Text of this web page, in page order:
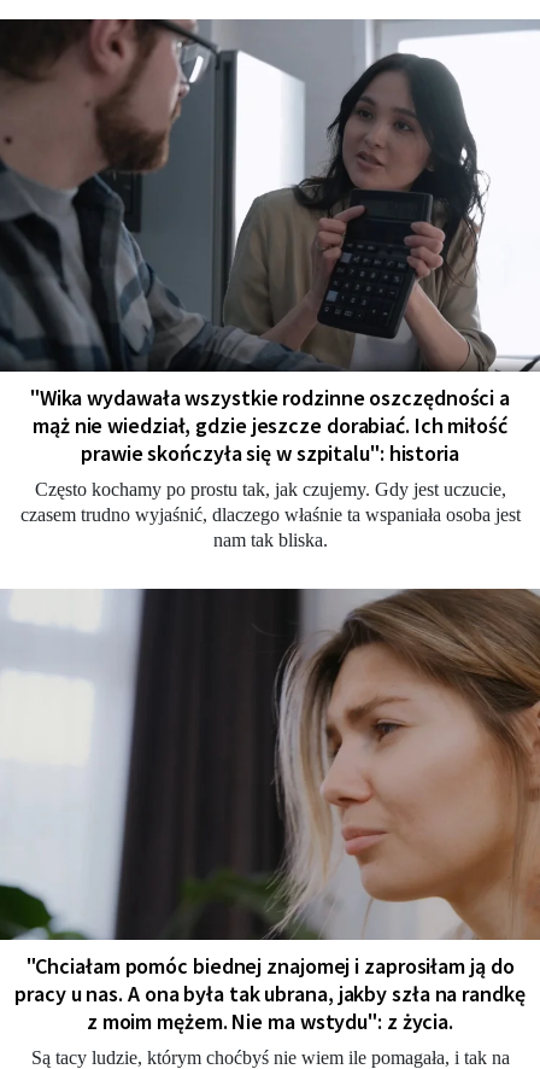
"Wika wydawała wszystkie rodzinne oszczędności a
mąż nie wiedział, gdzie jeszcze dorabiać. Ich miłość
prawie skończyła się w szpitalu": historia
Często kochamy po prostu tak, jak czujemy. Gdy jest uczucie,
czasem trudno wyjaśnić, dlaczego właśnie ta wspaniała osoba jest
nam tak bliska.
"Chciałam pomóc biednej znajomej i zaprosiłam ją do
pracy u nas. A ona była tak ubrana, jakby szła na randkę
z moim mężem. Nie ma wstydu": z życia.
Są tacy ludzie, którym choćbyś nie wiem ile pomagała, i tak na